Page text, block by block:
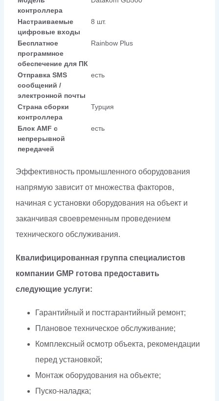
контроллера
Настраиваемые
цифровые входы
8 шт.
Бесплатное
программное
обеспечение для ПК
Rainbow Plus
Отправка SMS
сообщений /
электронной почты
есть
Страна сборки
контроллера
Турция
Блок AMF с
непрерывной
передачей
есть
Эффективность промышленного оборудования
напрямую зависит от множества факторов,
начиная с установки оборудования на объект и
заканчивая своевременным проведением
технического обслуживания.
Квалифицированная группа специалистов
компании GMP готова предоставить
следующие услуги:
Гарантийный и постгарантийный ремонт;
Плановое техническое обслуживание;
Комплексный осмотр объекта, рекомендации
перед установкой;
Монтаж оборудования на объекте;
Пуско-наладка;